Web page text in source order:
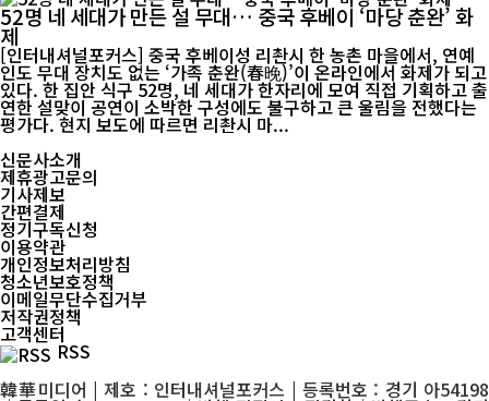
52명 네 세대가 만든 설 무대… 중국 후베이 ‘마당 춘완’ 화
제
[인터내셔널포커스] 중국 후베이성 리촨시 한 농촌 마을에서, 연예
인도 무대 장치도 없는 ‘가족 춘완(春晚)’이 온라인에서 화제가 되고
있다. 한 집안 식구 52명, 네 세대가 한자리에 모여 직접 기획하고 출
연한 설맞이 공연이 소박한 구성에도 불구하고 큰 울림을 전했다는
평가다. 현지 보도에 따르면 리촨시 마...
신문사소개
제휴광고문의
기사제보
간편결제
정기구독신청
이용약관
개인정보처리방침
청소년보호정책
이메일무단수집거부
저작권정책
고객센터
RSS
韓華미디어 | 제호 : 인터내셔널포커스 | 등록번호 : 경기 아54198